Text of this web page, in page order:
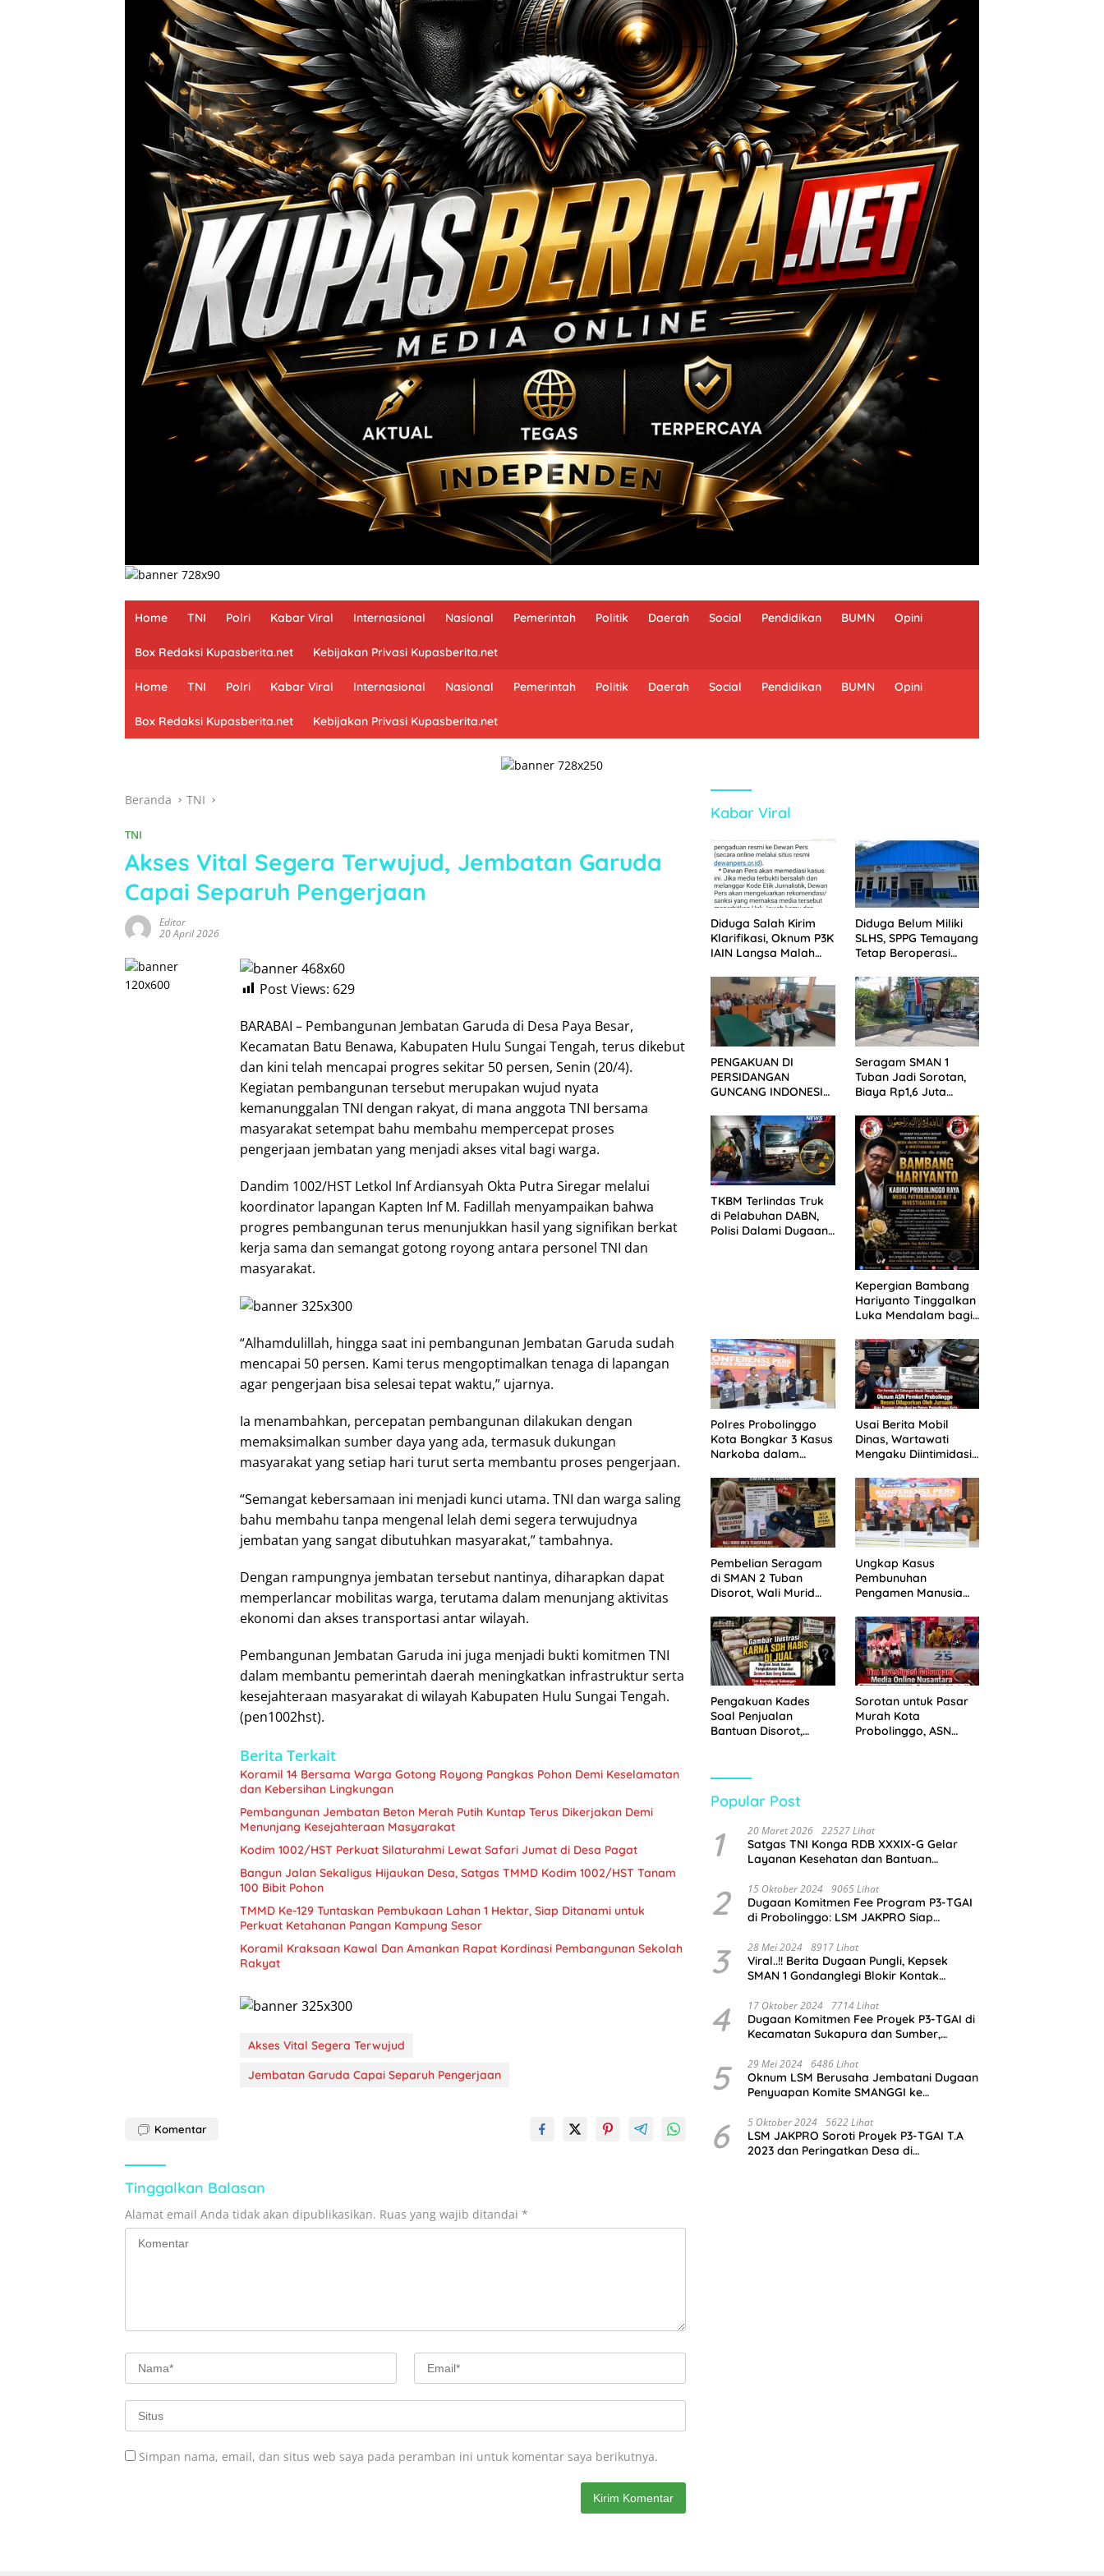
Home TNI Polri Kabar Viral Internasional Nasional Pemerintah Politik Daerah Social Pendidikan BUMN Opini
Box Redaksi Kupasberita.net Kebijakan Privasi Kupasberita.net
Home TNI Polri Kabar Viral Internasional Nasional Pemerintah Politik Daerah Social Pendidikan BUMN Opini
Box Redaksi Kupasberita.net Kebijakan Privasi Kupasberita.net
Beranda TNI
TNI
Akses Vital Segera Terwujud, Jembatan Garuda
Capai Separuh Pengerjaan
Editor
20 April 2026
Post Views: 629
BARABAI – Pembangunan Jembatan Garuda di Desa Paya Besar,
Kecamatan Batu Benawa, Kabupaten Hulu Sungai Tengah, terus dikebut
dan kini telah mencapai progres sekitar 50 persen, Senin (20/4).
Kegiatan pembangunan tersebut merupakan wujud nyata
kemanunggalan TNI dengan rakyat, di mana anggota TNI bersama
masyarakat setempat bahu membahu mempercepat proses
pengerjaan jembatan yang menjadi akses vital bagi warga.
Dandim 1002/HST Letkol Inf Ardiansyah Okta Putra Siregar melalui
koordinator lapangan Kapten Inf M. Fadillah menyampaikan bahwa
progres pembangunan terus menunjukkan hasil yang signifikan berkat
kerja sama dan semangat gotong royong antara personel TNI dan
masyarakat.
“Alhamdulillah, hingga saat ini pembangunan Jembatan Garuda sudah
mencapai 50 persen. Kami terus mengoptimalkan tenaga di lapangan
agar pengerjaan bisa selesai tepat waktu,” ujarnya.
Ia menambahkan, percepatan pembangunan dilakukan dengan
memaksimalkan sumber daya yang ada, termasuk dukungan
masyarakat yang setiap hari turut serta membantu proses pengerjaan.
“Semangat kebersamaan ini menjadi kunci utama. TNI dan warga saling
bahu membahu tanpa mengenal lelah demi segera terwujudnya
jembatan yang sangat dibutuhkan masyarakat,” tambahnya.
Dengan rampungnya jembatan tersebut nantinya, diharapkan dapat
memperlancar mobilitas warga, terutama dalam menunjang aktivitas
ekonomi dan akses transportasi antar wilayah.
Pembangunan Jembatan Garuda ini juga menjadi bukti komitmen TNI
dalam membantu pemerintah daerah meningkatkan infrastruktur serta
kesejahteraan masyarakat di wilayah Kabupaten Hulu Sungai Tengah.
(pen1002hst).
Berita Terkait
Koramil 14 Bersama Warga Gotong Royong Pangkas Pohon Demi Keselamatan
dan Kebersihan Lingkungan
Pembangunan Jembatan Beton Merah Putih Kuntap Terus Dikerjakan Demi
Menunjang Kesejahteraan Masyarakat
Kodim 1002/HST Perkuat Silaturahmi Lewat Safari Jumat di Desa Pagat
Bangun Jalan Sekaligus Hijaukan Desa, Satgas TMMD Kodim 1002/HST Tanam
100 Bibit Pohon
TMMD Ke-129 Tuntaskan Pembukaan Lahan 1 Hektar, Siap Ditanami untuk
Perkuat Ketahanan Pangan Kampung Sesor
Koramil Kraksaan Kawal Dan Amankan Rapat Kordinasi Pembangunan Sekolah
Rakyat
Akses Vital Segera Terwujud
Jembatan Garuda Capai Separuh Pengerjaan
Komentar
Tinggalkan Balasan
Alamat email Anda tidak akan dipublikasikan. Ruas yang wajib ditandai *
Simpan nama, email, dan situs web saya pada peramban ini untuk komentar saya berikutnya.
Kabar Viral
Diduga Salah Kirim
Klarifikasi, Oknum P3K
IAIN Langsa Malah
Dewan Pers
Diduga Belum Miliki
SLHS, SPPG Temayang
Tetap Beroperasi
PENGAKUAN DI
PERSIDANGAN
GUNCANG INDONESIA!
DITUNDA, KELUARGA
KORBAN MENGAMUK
DI PN MALANG
Seragam SMAN 1
Tuban Jadi Sorotan,
Biaya Rp1,6 Juta
SPMB 2026
TKBM Terlindas Truk
di Pelabuhan DABN,
Polisi Dalami Dugaan
Kepergian Bambang
Hariyanto Tinggalkan
Luka Mendalam bagi
Patrolihukum.net
Polres Probolinggo
Kota Bongkar 3 Kasus
Narkoba dalam
Sabu Disita
Usai Berita Mobil
Dinas, Wartawati
Mengaku Diintimidasi
Pemkot Probolinggo
dan Tempuh Jalur
Hukum
Pembelian Seragam
di SMAN 2 Tuban
Disorot, Wali Murid
Rp1,6 Juta
Ungkap Kasus
Pembunuhan
Pengamen Manusia
Probolinggo Kota
Tangkap Dua Pelaku
Pengakuan Kades
Soal Penjualan
Bantuan Disorot,
Sorotan untuk Pasar
Murah Kota
Probolinggo, ASN
Popular Post
1 20 Maret 2026 22527 Lihat
Satgas TNI Konga RDB XXXIX-G Gelar
Layanan Kesehatan dan Bantuan
2 15 Oktober 2024 9065 Lihat
Dugaan Komitmen Fee Program P3-TGAI
di Probolinggo: LSM JAKPRO Siap
3 28 Mei 2024 8917 Lihat
Viral..!! Berita Dugaan Pungli, Kepsek
SMAN 1 Gondanglegi Blokir Kontak
4 17 Oktober 2024 7714 Lihat
Dugaan Komitmen Fee Proyek P3-TGAI di
Kecamatan Sukapura dan Sumber,
Sikap
5 29 Mei 2024 6486 Lihat
Oknum LSM Berusaha Jembatani Dugaan
Penyuapan Komite SMANGGI ke
Juta
6 5 Oktober 2024 5622 Lihat
LSM JAKPRO Soroti Proyek P3-TGAI T.A
2023 dan Peringatkan Desa di